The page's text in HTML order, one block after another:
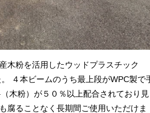
木粉を活用したウッドプラスチック
４本ビームのうち最上段がWPC製で
木粉）が５０％以上配合されており見
腐ることなく長期間ご使用いただけま